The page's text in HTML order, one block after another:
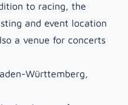
to racing, the
and event location
a venue for concerts
Württemberg,